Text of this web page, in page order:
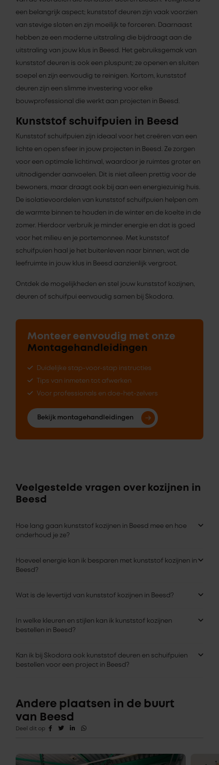
een belangrijk aspect; kunststof deuren zijn vaak voorzien
van stevige sloten en zijn moeilijk te forceren. Daarnaast
hebben ze een moderne uitstraling die bijdraagt aan de
uitstraling van jouw klus in Beesd. Het gebruiksgemak van
kunststof deuren is ook een pluspunt; ze openen en sluiten
soepel en zijn eenvoudig te reinigen. Kortom, kunststof
deuren zijn een slimme investering voor elke
bouwprofessional die werkt aan projecten in Beesd.
Kunststof schuifpuien in Beesd
Kunststof schuifpuien zijn ideaal voor het creëren van een
lichte en open sfeer in jouw projecten in Beesd. Ze zorgen
voor een optimale lichtinval, waardoor je ruimtes groter en
uitnodigender aanvoelen. Dit is niet alleen prettig voor de
bewoners, maar draagt ook bij aan een energiezuinig huis.
De isolatievoordelen van kunststof schuifpuien helpen om
de warmte binnen te houden in de winter en de koelte in de
zomer. Hierdoor verbruik je minder energie en dat is goed
voor het milieu en je portemonnee. Met kunststof
schuifpuien haal je het buitenleven naar binnen, wat de
leefruimte in jouw klus in Beesd aanzienlijk vergroot.
Ontdek de mogelijkheden en stel jouw kunststof kozijnen,
deuren of schuifpui eenvoudig samen bij Skodora.
Monteer eenvoudig met onze
Montagehandleidingen
Duidelijke stap-voor-stap instructies
Tips van inmeten tot afwerken
Voor professionals en doe-het-zelvers
Bekijk montagehandleidingen
Veelgestelde vragen over kozijnen in
Beesd
Hoe lang gaan kunststof kozijnen in Beesd mee en hoe
onderhoud je ze?
Hoeveel energie kan ik besparen met kunststof kozijnen in
Beesd?
Wat is de levertijd van kunststof kozijnen in Beesd?
In welke kleuren en stijlen kan ik kunststof kozijnen
bestellen in Beesd?
Kan ik bij Skodora ook kunststof deuren en schuifpuien
bestellen voor een project in Beesd?
Andere plaatsen in de buurt
van Beesd
Deel dit op